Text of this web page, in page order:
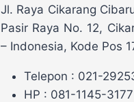
Jl. Raya Cikarang
Pasir Raya No. 12,
– Indonesia, Kode Pos
Telepon : 021-
HP : 081-1145-3177